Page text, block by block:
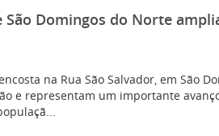
São Domingos do Norte
na Rua São Salvador, em São
e representam um importante